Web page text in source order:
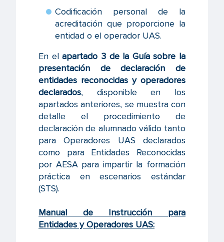
Codificación personal de la
acreditación que proporcione la
entidad o el operador UAS.
En elapartado 3 de la Guía sobre la
presentación de declaración de
entidades reconocidas y operadores
declarados, disponible en los
apartados anteriores, se muestra con
detalle el procedimiento de
declaración de alumnado válido tanto
para Operadores UAS declarados
como para Entidades Reconocidas
por AESA para impartir la formación
práctica en escenarios estándar
(STS).
Manual de Instrucción para
Entidades y Operadores UAS: